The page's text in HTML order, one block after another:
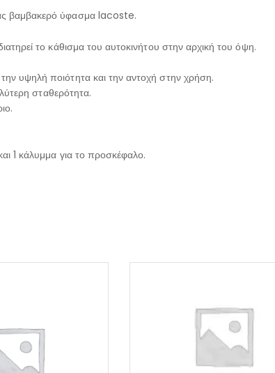
βαμβακερό ύφασμα lacoste.
το κάθισμα του αυτοκινήτου στην αρχική του όψη.
υψηλή ποιότητα και την αντοχή στην χρήση.
σταθερότητα.
1 κάλυμμα για το προσκέφαλο.